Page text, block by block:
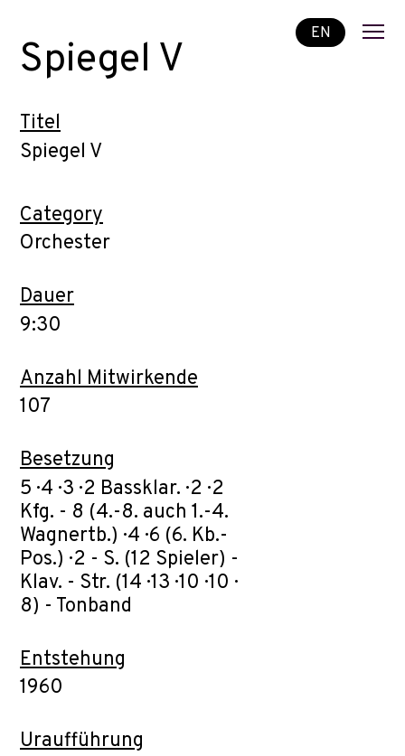
EN
Spiegel V
Titel
Spiegel V
Category
Orchester
Dauer
9:30
Anzahl Mitwirkende
107
Besetzung
5 · 4 · 3 · 2 Bassklar. · 2 · 2
Kfg. - 8 (4.-8. auch 1.-4.
Wagnertb.) · 4 · 6 (6. Kb.-
Pos.) · 2 - S. (12 Spieler) -
Klav. - Str. (14 · 13 · 10 · 10 ·
8) - Tonband
Entstehung
1960
Uraufführung